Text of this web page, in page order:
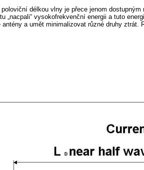
délkou vlny je přece jenom
„nacpali“ vysokofrekvenční energii a tuto
a umět minimalizovat různé druhy